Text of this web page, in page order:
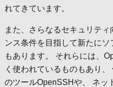
れてきています。
また、さらなるセキュリテ
ンス条件を目指して新たに
もあります。 それらには、
く使われているものもあり
のツールOpenSSHや、 ネッ